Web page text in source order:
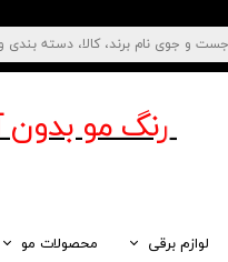
لوازم برقی محصولات مو
رنگ مو بدون